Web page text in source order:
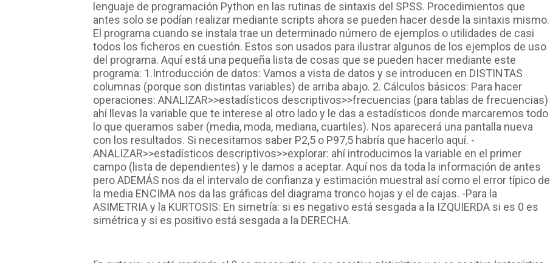
lenguaje de programación Python en las rutinas de sintaxis del SPSS. Procedimientos que
antes solo se podían realizar mediante scripts ahora se pueden hacer desde la sintaxis mismo.
El programa cuando se instala trae un determinado número de ejemplos o utilidades de casi
todos los ficheros en cuestión. Estos son usados para ilustrar algunos de los ejemplos de uso
del programa. Aquí está una pequeña lista de cosas que se pueden hacer mediante este
programa: 1.Introducción de datos: Vamos a vista de datos y se introducen en DISTINTAS
columnas (porque son distintas variables) de arriba abajo. 2. Cálculos básicos: Para hacer
operaciones: ANALIZAR>>estadísticos descriptivos>>frecuencias (para tablas de frecuencias)
ahí llevas la variable que te interese al otro lado y le das a estadísticos donde marcaremos todo
lo que queramos saber (media, moda, mediana, cuartiles). Nos aparecerá una pantalla nueva
con los resultados. Si necesitamos saber P2,5 o P97,5 habría que hacerlo aquí. -
ANALIZAR>>estadísticos descriptivos>>explorar: ahí introducimos la variable en el primer
campo (lista de dependientes) y le damos a aceptar. Aquí nos da toda la información de antes
pero ADEMÁS nos da el intervalo de confianza y estimación muestral así como el error típico de
la media ENCIMA nos da las gráficas del diagrama tronco hojas y el de cajas. -Para la
ASIMETRIA y la KURTOSIS: En simetría: si es negativo está sesgada a la IZQUIERDA si es 0 es
simétrica y si es positivo está sesgada a la DERECHA.